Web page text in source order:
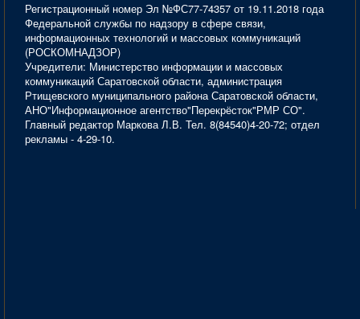
Регистрационный номер Эл №ФС77-74357 от 19.11.2018 года
Федеральной службы по надзору в сфере связи,
информационных технологий и массовых коммуникаций
(РОСКОМНАДЗОР)
Учредители: Министерство информации и массовых
коммуникаций Саратовской области, администрация
Ртищевского муниципального района Саратовской области,
АНО"Информационное агентство"Перекрёсток"РМР СО".
Главный редактор Маркова Л.В. Тел. 8(84540)4-20-72; отдел
рекламы - 4-29-10.